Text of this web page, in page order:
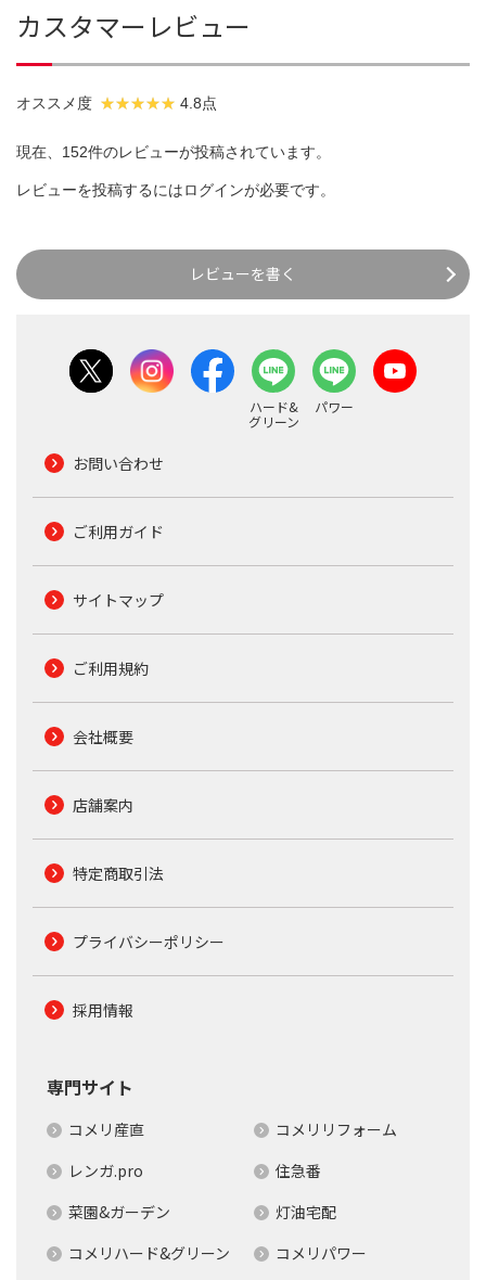
カスタマーレビュー
オススメ度 4.8点
現在、152件のレビューが投稿されています。
レビューを投稿するにはログインが必要です。
レビューを書く
ハード&
グリーン
パワー
お問い合わせ
ご利用ガイド
サイトマップ
ご利用規約
会社概要
店舗案内
特定商取引法
プライバシーポリシー
採用情報
専門サイト
コメリ産直
コメリリフォーム
レンガ.pro
住急番
菜園&ガーデン
灯油宅配
コメリハード&グリーン
コメリパワー